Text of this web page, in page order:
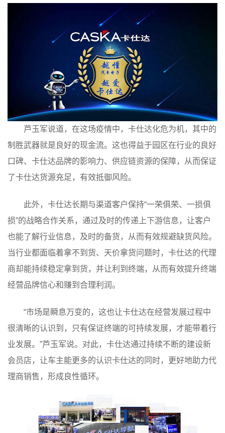
芦玉军说道，在这场疫情中，卡仕达化危为机，其中的
制胜武器就是良好的现金流。这也得益于园区在行业的良好
口碑、卡仕达品牌的影响力、供应链资源的保障，从而保证
了卡仕达货源充足，有效抵御风险。
此外，卡仕达长期与渠道客户保持“一荣俱荣、一损俱
损”的战略合作关系，通过及时的传递上下游信息，让客户
也能了解行业信息，及时的备货，从而有效规避缺货风险。
当行业都面临着拿不到货、天价拿货问题时，卡仕达的代理
商却能持续稳定拿到货，并让利到终端，从而有效提升终端
经营品牌信心和赚到合理利润。
“市场是瞬息万变的，这也让卡仕达在经营发展过程中
很清晰的认识到，只有保证终端的可持续发展，才能带着行
业发展。”芦玉军说。对此，卡仕达通过持续不断的建设新
会员店，让车主能更多的认识卡仕达的同时，更好地助力代
理商销售，形成良性循环。